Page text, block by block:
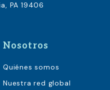
Nosotros
Quiénes somos
Nuestra red global
PA 19406